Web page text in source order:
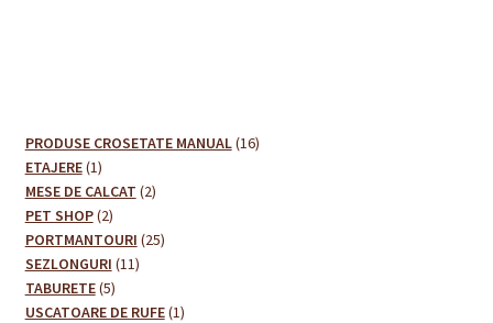
PRODUSE CROSETATE MANUAL 1616
ETAJERE 11
produs
MESE DE CALCAT 22
PET SHOP 22
produse
PORTMANTOURI 2525
SEZLONGURI 1111
TABURETE 55
produse
USCATOARE DE RUFE 11